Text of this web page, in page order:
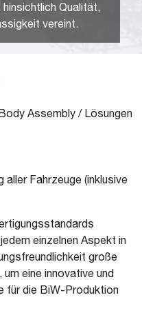
hinsichtlich Qualität,
vereint.
Assembly / Lösungen
Fahrzeuge (inklusive
einzelnen Aspekt in
große
eine innovative und
für die BiW-Produktion